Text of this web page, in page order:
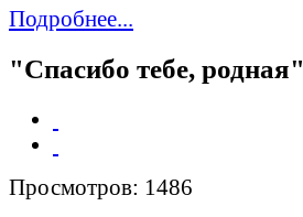
Подробнее...
"Спасибо тебе, родная"
Просмотров: 1486